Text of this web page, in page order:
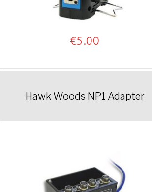
€5.00
Hawk Woods NP1 Adapter